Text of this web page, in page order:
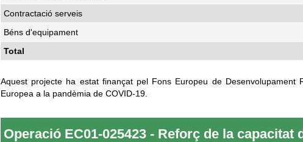
Contractació serveis
Béns d'equipament
Total
Aquest projecte ha estat finançat pel Fons Europeu de
Europea a la pandèmia de COVID-19.
Operació EC01-025423 - Reforç de la